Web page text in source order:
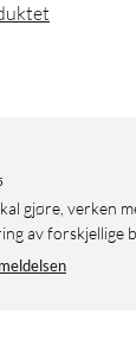
av forskjellige